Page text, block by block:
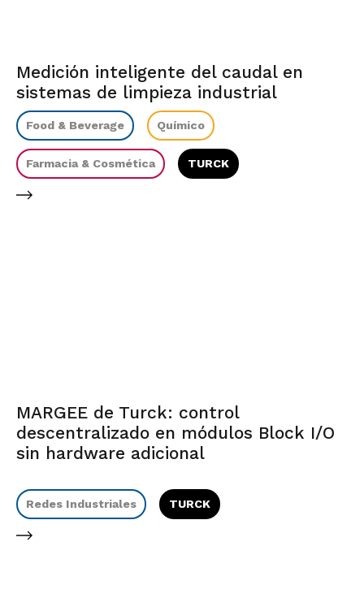
Medición inteligente del caudal en
sistemas de limpieza industrial
Food & Beverage Químico
Farmacia & Cosmética TURCK
MARGEE de Turck: control
descentralizado en módulos Block I/O
sin hardware adicional
Redes Industriales TURCK